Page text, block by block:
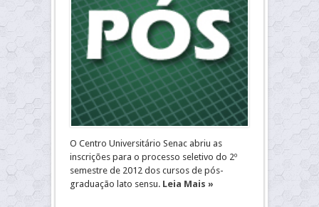
O Centro Universitário Senac abriu as
inscrições para o processo seletivo do 2º
semestre de 2012 dos cursos de pós-
graduação lato sensu. Leia Mais »